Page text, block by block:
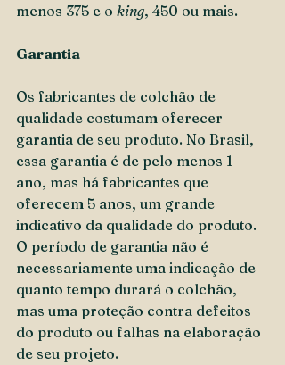
menos 375 e o king, 450 ou mais.
Garantia
Os fabricantes de colchão de
qualidade costumam oferecer
garantia de seu produto. No Brasil,
essa garantia é de pelo menos 1
ano, mas há fabricantes que
oferecem 5 anos, um grande
indicativo da qualidade do produto.
O período de garantia não é
necessariamente uma indicação de
quanto tempo durará o colchão,
mas uma proteção contra defeitos
do produto ou falhas na elaboração
de seu projeto.